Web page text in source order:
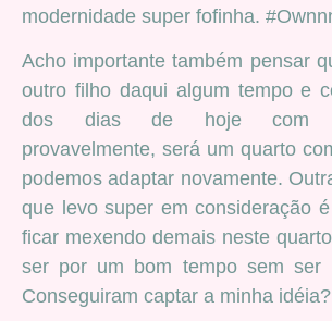
modernidade super fofinha.
Acho importante também pensar
outro filho daqui algum tempo e
dos dias de hoje com
provavelmente, será um quarto
podemos adaptar novamente.
que levo super em consideração
ficar mexendo demais neste
ser por um bom tempo sem ser
Conseguiram captar a minha idéia?